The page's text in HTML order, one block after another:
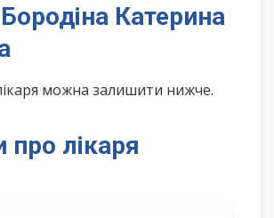
Катерина
можна залишити нижче.
про лікаря